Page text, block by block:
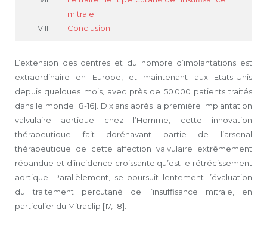
mitrale
Conclusion
L’extension des centres et du nombre d’implantations est
extraordinaire en Europe, et maintenant aux Etats-Unis
depuis quelques mois, avec près de 50 000 patients traités
dans le monde [8-16]. Dix ans après la première implantation
valvulaire aortique chez l’Homme, cette innovation
thérapeutique fait dorénavant partie de l’arsenal
thérapeutique de cette affection valvulaire extrêmement
répandue et d’incidence croissante qu’est le rétrécissement
aortique. Parallèlement, se poursuit lentement l’évaluation
du traitement percutané de l’insuffisance mitrale, en
particulier du Mitraclip [17, 18].